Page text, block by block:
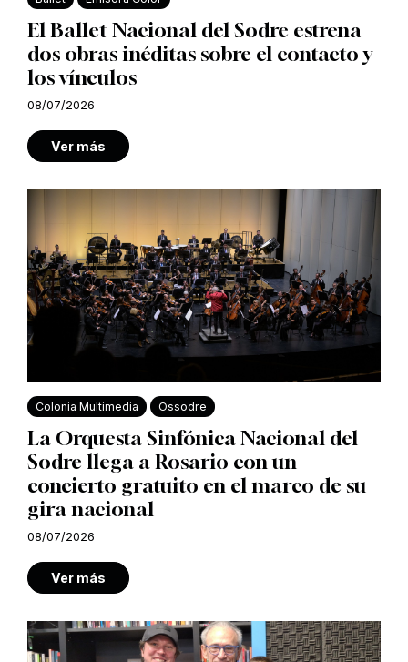
El Ballet Nacional del Sodre estrena
dos obras inéditas sobre el contacto y
los vínculos
08/07/2026
Ver más
Colonia Multimedia Ossodre
La Orquesta Sinfónica Nacional del
Sodre llega a Rosario con un
concierto gratuito en el marco de su
gira nacional
08/07/2026
Ver más